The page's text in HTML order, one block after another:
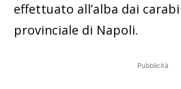
effettuato all’alba dai
provinciale di Napoli.
Pubblicità